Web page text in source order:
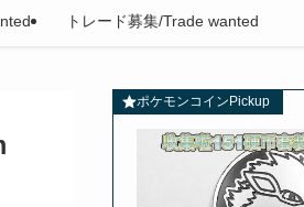
トレード募集/Trade wanted
ポケモンコインPickup